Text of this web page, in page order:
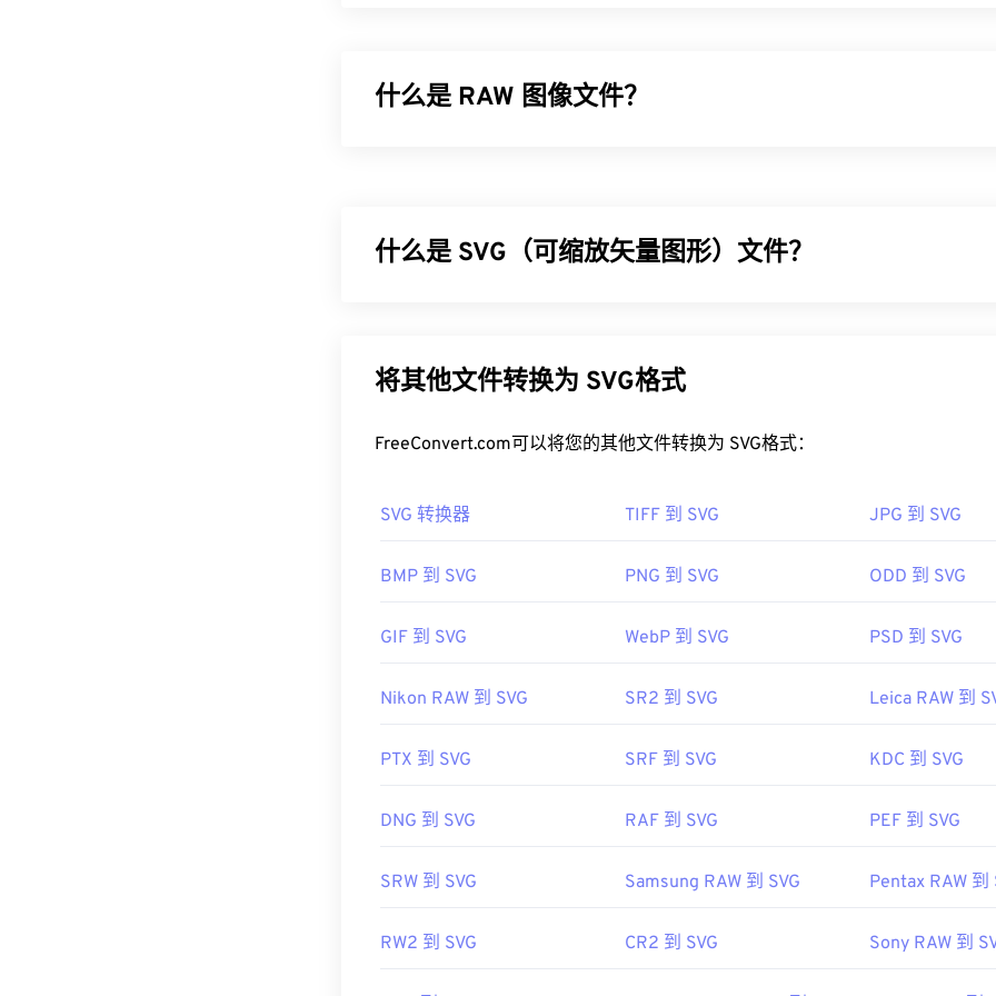
什么是 RAW 图像文件？
如何打开 RAW 文件？
(SR2)、爱普生 (ERF)、柯达 (KDC)、松下 (RW2) 等。
或者，您可以使用通用图像查看器，例如Adob​​e Photoshop
RAW 文件，请使用上述选项。对于 Linux/Unix，您可以使用
darktable。如果
制定者：国际标准化组织（ISO）
有用的链接：
什么是 SVG（可缩放矢量图形）文件？
展性。这种文件类型可以在不损失图像质量的情况下调整大小。此外，SVG 的独
不是一种图像格式。相反，它是一种基于 XML 的标准，提供用于创建二维矢量
如何打开 SVG 文件？
SVG 是 XML 文件，因此您可以在任何常用文本编辑器（例如
Windows 记事本
可以使用 Adob​​e 程序打开和编辑 SVG 文件。只需确保先安装 Adob​​e Creative
的SVG 转 JPG或SVG 转 PNG 工具。
首次发布：2001 年 9 月 4 日
https://www.lifewire.com/svg-file-4120603
https://en.wikipedia.org/wiki/Scalable_Vector_Graphics
将其他文件转换为 SVG格式
FreeConvert.com可以将您的其他文件转换为 SVG格式：
SVG 转换器 TIFF 到 SVG JPG 到 SVG
BMP 到 SVG PNG 到 SVG ODD 到 SVG
GIF 到 SVG WebP 到 SVG PSD 到 SVG
Nikon RAW 到 SVG SR2 到 SVG Leica RAW 到
PTX 到 SVG SRF 到 SVG KDC 到 SVG
DNG 到 SVG RAF 到 SVG PEF 到 SVG
SRW 到 SVG Samsung RAW 到 SVG Pentax RAW 到
RW2 到 SVG CR2 到 SVG Sony RAW 到